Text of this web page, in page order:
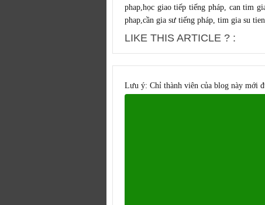
phap,học giao tiếp tiếng pháp, can tim
phap,cần gia sư tiếng pháp, tim gia su
LIKE THIS ARTICLE ? :
Lưu ý: Chỉ thành viên của blog này mới